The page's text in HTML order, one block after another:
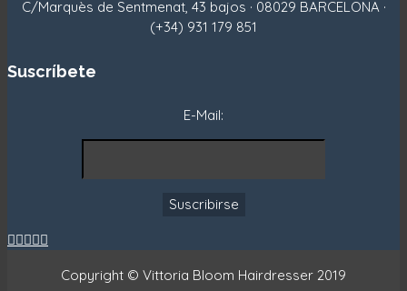
C/Marquès de Sentmenat, 43 bajos · 08029 BARCELONA ·
(+34) 931 179 851
Suscríbete
E-Mail:

Copyright © Vittoria Bloom Hairdresser 2019